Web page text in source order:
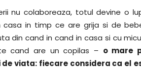
nu colaboreaza, totul devine o
in timp ce are grija si de
din cand in cand in casa si cu
cand are un copilas – o mare
viata: fiecare considera ca el